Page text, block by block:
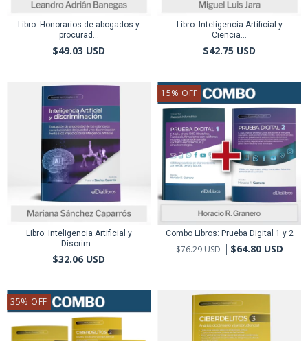
Libro: Honorarios de abogados y
procurad...
$49.03 USD
Libro: Inteligencia Artificial y
Ciencia...
$42.75 USD
Libro: Inteligencia Artificial y
Discrim...
$32.06 USD
15% OFF
Combo Libros: Prueba Digital 1 y 2
$76.29 USD $64.80 USD
35% OFF